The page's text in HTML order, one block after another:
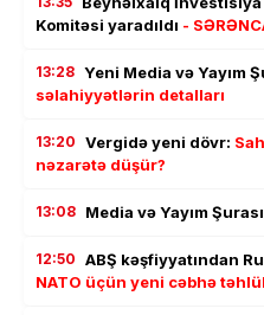
Komitəsi yaradıldı -
13:28 Yeni Media və Yayım
səlahiyyətlərin detalları
13:20 Vergidə yeni dövr:
nəzarətə düşür?
13:08 Media və Yayım
12:50 ABŞ kəşfiyyatından
NATO üçün yeni cəbhə